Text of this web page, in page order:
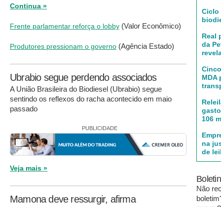
Continua »
Frente parlamentar reforça o lobby (Valor Econômico)
Produtores pressionam o governo (Agência Estado)
Ubrabio segue perdendo associados
A União Brasileira do Biodiesel (Ubrabio) segue
sentindo os reflexos do racha acontecido em maio
passado
PUBLICIDADE
Veja mais »
Mamona deve ressurgir, afirma
Ciclo
Real
da
MDA
106
na
de
Não